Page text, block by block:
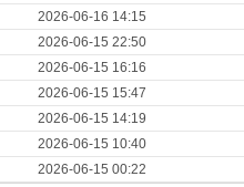
2026-06-16 14:15
2026-06-15 22:50
2026-06-15 16:16
2026-06-15 15:47
2026-06-15 14:19
2026-06-15 10:40
2026-06-15 00:22